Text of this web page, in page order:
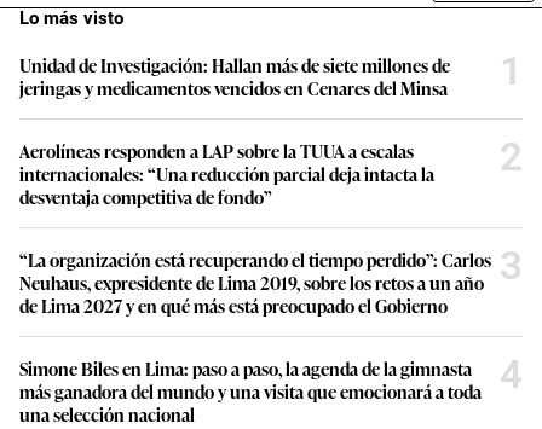
Lo más visto
Unidad de Investigación: Hallan más de siete millones de
jeringas y medicamentos vencidos en Cenares del Minsa
1
Aerolíneas responden a LAP sobre la TUUA a escalas
internacionales: “Una reducción parcial deja intacta la
desventaja competitiva de fondo”
2
“La organización está recuperando el tiempo perdido”: Carlos
Neuhaus, expresidente de Lima 2019, sobre los retos a un año
de Lima 2027 y en qué más está preocupado el Gobierno
3
Simone Biles en Lima: paso a paso, la agenda de la gimnasta
más ganadora del mundo y una visita que emocionará a toda
una selección nacional
4